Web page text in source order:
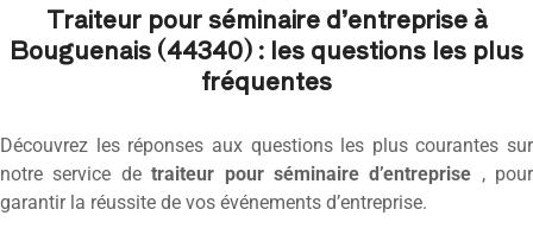
Découvrez les réponses aux questions les plus courantes sur
notre service detraiteur pour séminaire d’entreprise , pour
garantir la réussite de vos événements d’entreprise.
Traiteur pour séminaire d’entreprise à
Bouguenais (44340) : les questions les plus
fréquentes